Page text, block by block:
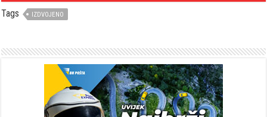
Tags IZDVOJENO